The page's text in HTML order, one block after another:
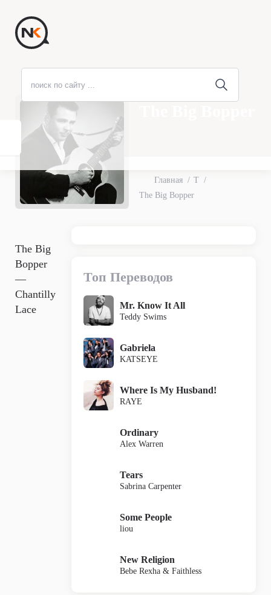
Главная
T
The Big Bopper
The Big
Bopper
—
Chantilly
Lace
Топ Переводов
Mr. Know It All
Teddy Swims
Gabriela
KATSEYE
Where Is My Husband!
RAYE
Ordinary
Alex Warren
Tears
Sabrina Carpenter
Some People
liou
New Religion
Bebe Rexha & Faithless